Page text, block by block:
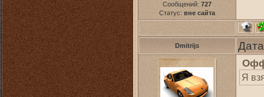
Сообщений: 727
Статус: вне сайта
Dmitrijs
Я